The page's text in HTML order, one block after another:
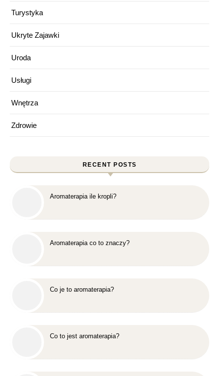
Turystyka
Ukryte Zajawki
Uroda
Usługi
Wnętrza
Zdrowie
RECENT POSTS
Aromaterapia ile kropli?
Aromaterapia co to znaczy?
Co je to aromaterapia?
Co to jest aromaterapia?